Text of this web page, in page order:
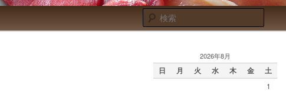
索
2026年8月
日 月 火 水 木 金 土
1